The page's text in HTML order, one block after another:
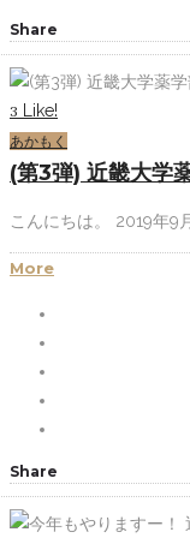
Share
3 Like!
あかもく
(第3弾) 近畿大学
こんにちは。 2019年9
More
Share